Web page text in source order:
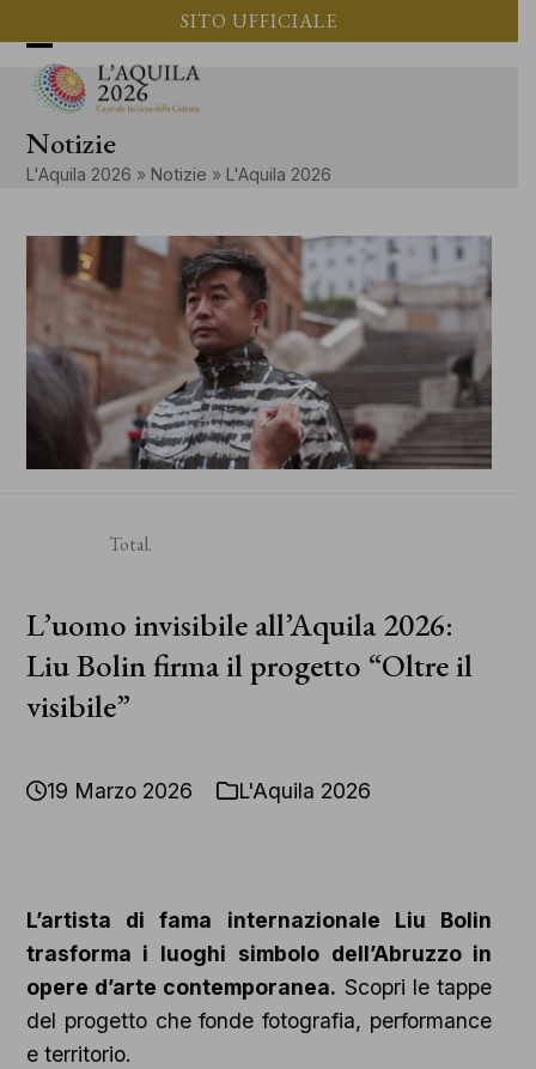
al
contenuto
SITO UFFICIALE
Apri
menu
Chiudi
menu
Notizie
L'Aquila 2026 » Notizie » L'Aquila 2026
Total.
L’uomo invisibile all’Aquila 2026:
Liu Bolin firma il progetto “Oltre il
visibile”
19 Marzo 2026 L'Aquila 2026
L’artista di fama internazionale Liu Bolin
trasforma i luoghi simbolo dell’Abruzzo in
opere d’arte contemporanea. Scopri le tappe
del progetto che fonde fotografia, performance
e territorio.